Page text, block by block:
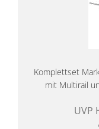
Komplettset
mit Multirail
UVP